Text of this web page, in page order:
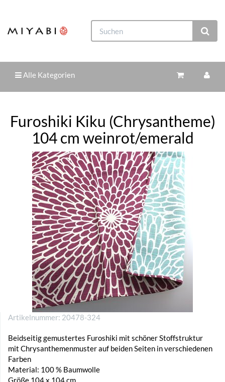
Alle Kategorien
Furoshiki Kiku (Chrysantheme)
104 cm weinrot/emerald
Artikelnummer: 20478-324
Beidseitig gemustertes Furoshiki mit schöner Stoffstruktur
mit Chrysanthemenmuster auf beiden Seiten in verschiedenen
Farben
Material: 100 % Baumwolle
Größe 104 x 104 cm